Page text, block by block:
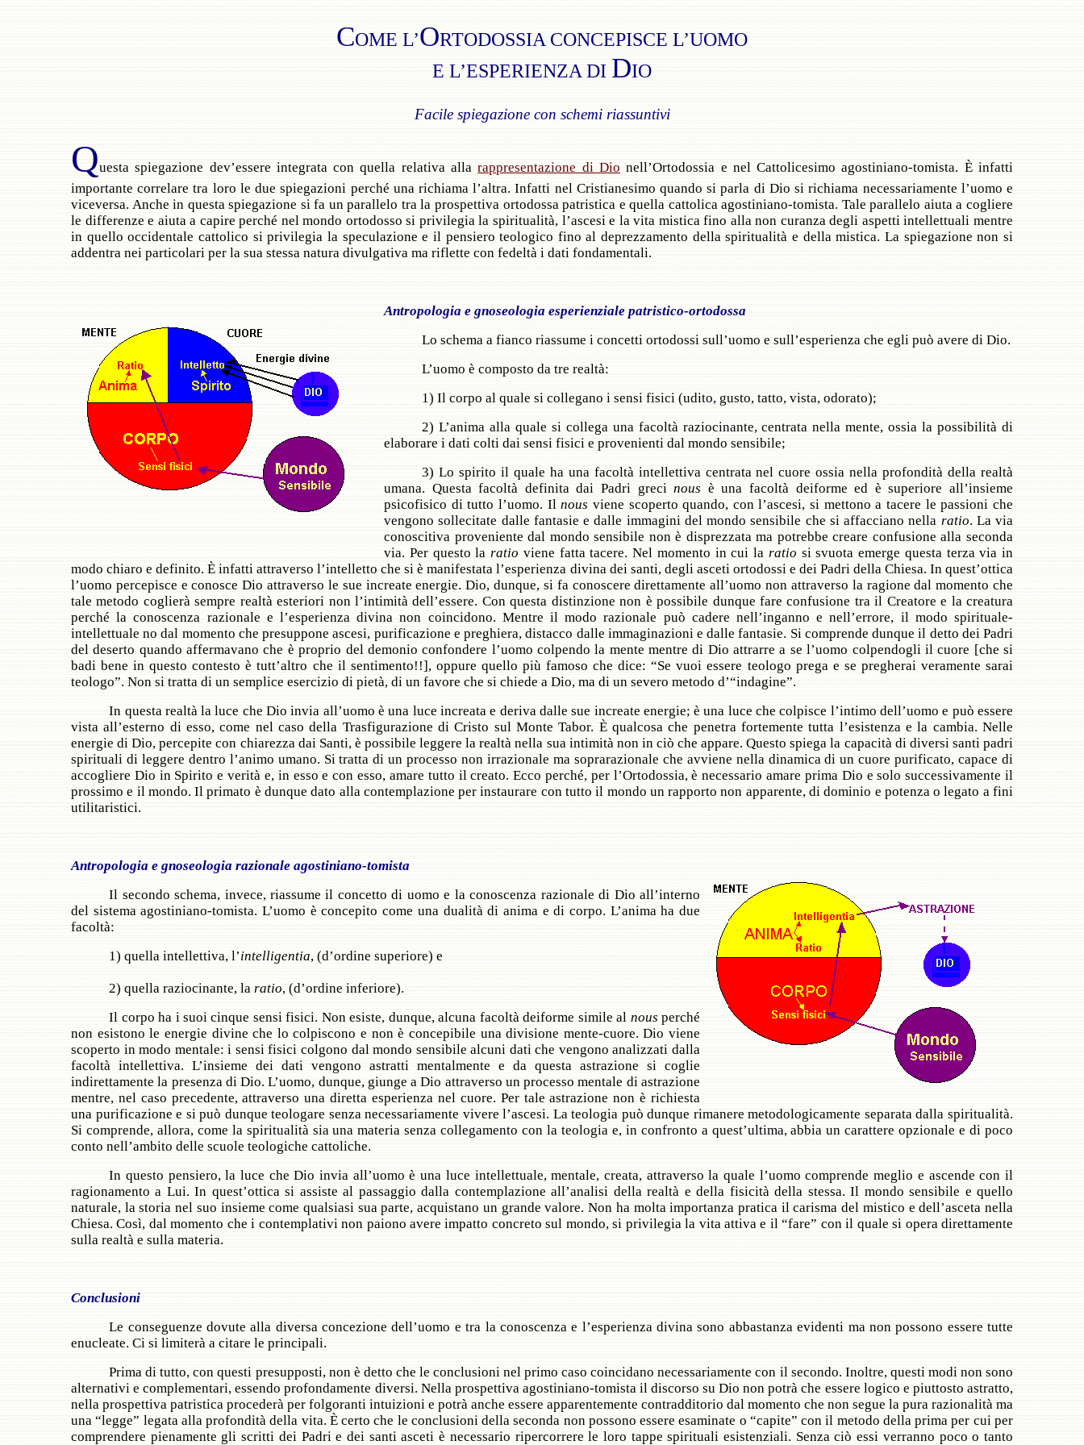
COME L’ORTODOSSIA CONCEPISCE L’UOMO
E L’ESPERIENZA DI DIO
Facile spiegazione con schemi riassuntivi
Questa spiegazione dev’essere integrata con quella relativa allarappresentazione di Dio nell’Ortodossia e nel Cattolicesimo agostiniano-tomista. È infatti
importante correlare tra loro le due spiegazioni perché una richiama l’altra. Infatti nel Cristianesimo quando si parla di Dio si richiama necessariamente l’uomo e
viceversa. Anche in questa spiegazione si fa un parallelo tra la prospettiva ortodossa patristica e quella cattolica agostiniano-tomista. Tale parallelo aiuta a cogliere
le differenze e aiuta a capire perché nel mondo ortodosso si privilegia la spiritualità, l’ascesi e la vita mistica fino alla non curanza degli aspetti intellettuali mentre
in quello occidentale cattolico si privilegia la speculazione e il pensiero teologico fino al deprezzamento della spiritualità e della mistica. La spiegazione non si
addentra nei particolari per la sua stessa natura divulgativa ma riflette con fedeltà i dati fondamentali.
Antropologia e gnoseologia esperienziale patristico-ortodossa
Lo schema a fianco riassume i concetti ortodossi sull’uomo e sull’esperienza che egli può avere di Dio.
L’uomo è composto da tre realtà:
1) Il corpo al quale si collegano i sensi fisici (udito, gusto, tatto, vista, odorato);
2) L’anima alla quale si collega una facoltà raziocinante, centrata nella mente, ossia la possibilità di
elaborare i dati colti dai sensi fisici e provenienti dal mondo sensibile;
3) Lo spirito il quale ha una facoltà intellettiva centrata nel cuore ossia nella profondità della realtà
umana. Questa facoltà definita dai Padri grecinous è una facoltà deiforme ed è superiore all’insieme
psicofisico di tutto l’uomo. Ilnous viene scoperto quando, con l’ascesi, si mettono a tacere le passioni che
vengono sollecitate dalle fantasie e dalle immagini del mondo sensibile che si affacciano nella ratio. La via
conoscitiva proveniente dal mondo sensibile non è disprezzata ma potrebbe creare confusione alla seconda
via. Per questo la ratio viene fatta tacere. Nel momento in cui la ratio si svuota emerge questa terza via in
modo chiaro e definito. È infatti attraverso l’intelletto che si è manifestata l’esperienza divina dei santi, degli asceti ortodossi e dei Padri della Chiesa. In quest’ottica
l’uomo percepisce e conosce Dio attraverso le sue increate energie. Dio, dunque, si fa conoscere direttamente all’uomo non attraverso la ragione dal momento che
tale metodo coglierà sempre realtà esteriori non l’intimità dell’essere. Con questa distinzione non è possibile dunque fare confusione tra il Creatore e la creatura
perché la conoscenza razionale e l’esperienza divina non coincidono. Mentre il modo razionale può cadere nell’inganno e nell’errore, il modo spirituale-
intellettuale no dal momento che presuppone ascesi, purificazione e preghiera, distacco dalle immaginazioni e dalle fantasie. Si comprende dunque il detto dei Padri
del deserto quando affermavano che è proprio del demonio confondere l’uomo colpendo la mente mentre di Dio attrarre a se l’uomo colpendogli il cuore [che si
badi bene in questo contesto è tutt’altro che il sentimento!!], oppure quello più famoso che dice: “Se vuoi essere teologo prega e se pregherai veramente sarai
teologo”. Non si tratta di un semplice esercizio di pietà, di un favore che si chiede a Dio, ma di un severo metodo d’“indagine”.
In questa realtà la luce che Dio invia all’uomo è una luce increata e deriva dalle sue increate energie; è una luce che colpisce l’intimo dell’uomo e può essere
vista all’esterno di esso, come nel caso della Trasfigurazione di Cristo sul Monte Tabor. È qualcosa che penetra fortemente tutta l’esistenza e la cambia. Nelle
energie di Dio, percepite con chiarezza dai Santi, è possibile leggere la realtà nella sua intimità non in ciò che appare. Questo spiega la capacità di diversi santi padri
spirituali di leggere dentro l’animo umano. Si tratta di un processo non irrazionale ma soprarazionale che avviene nella dinamica di un cuore purificato, capace di
accogliere Dio in Spirito e verità e, in esso e con esso, amare tutto il creato. Ecco perché, per l’Ortodossia, è necessario amare prima Dio e solo successivamente il
prossimo e il mondo. Il primato è dunque dato alla contemplazione per instaurare con tutto il mondo un rapporto non apparente, di dominio e potenza o legato a fini
utilitaristici.
Antropologia e gnoseologia razionale agostiniano-tomista
Il secondo schema, invece, riassume il concetto di uomo e la conoscenza razionale di Dio all’interno
del sistema agostiniano-tomista. L’uomo è concepito come una dualità di anima e di corpo. L’anima ha due
facoltà:
1) quella intellettiva, l’intelligentia, (d’ordine superiore) e
2) quella raziocinante, laratio, (d’ordine inferiore).
Il corpo ha i suoi cinque sensi fisici. Non esiste, dunque, alcuna facoltà deiforme simile al nousperché
non esistono le energie divine che lo colpiscono e non è concepibile una divisione mente-cuore. Dio viene
scoperto in modo mentale: i sensi fisici colgono dal mondo sensibile alcuni dati che vengono analizzati dalla
facoltà intellettiva. L’insieme dei dati vengono astratti mentalmente e da questa astrazione si coglie
indirettamente la presenza di Dio. L’uomo, dunque, giunge a Dio attraverso un processo mentale di astrazione
mentre, nel caso precedente, attraverso una diretta esperienza nel cuore. Per tale astrazione non è richiesta
una purificazione e si può dunque teologare senza necessariamente vivere l’ascesi. La teologia può dunque rimanere metodologicamente separata dalla spiritualità.
Si comprende, allora, come la spiritualità sia una materia senza collegamento con la teologia e, in confronto a quest’ultima, abbia un carattere opzionale e di poco
conto nell’ambito delle scuole teologiche cattoliche.
In questo pensiero, la luce che Dio invia all’uomo è una luce intellettuale, mentale, creata, attraverso la quale l’uomo comprende meglio e ascende con il
ragionamento a Lui. In quest’ottica si assiste al passaggio dalla contemplazione all’analisi della realtà e della fisicità della stessa. Il mondo sensibile e quello
naturale, la storia nel suo insieme come qualsiasi sua parte, acquistano un grande valore. Non ha molta importanza pratica il carisma del mistico e dell’asceta nella
Chiesa. Così, dal momento che i contemplativi non paiono avere impatto concreto sul mondo, si privilegia la vita attiva e il “fare” con il quale si opera direttamente
sulla realtà e sulla materia.
Conclusioni
Le conseguenze dovute alla diversa concezione dell’uomo e tra la conoscenza e l’esperienza divina sono abbastanza evidenti ma non possono essere tutte
enucleate. Ci si limiterà a citare le principali.
Prima di tutto, con questi presupposti, non è detto che le conclusioni nel primo caso coincidano necessariamente con il secondo. Inoltre, questi modi non sono
alternativi e complementari, essendo profondamente diversi. Nella prospettiva agostiniano-tomista il discorso su Dio non potrà che essere logico e piuttosto astratto,
nella prospettiva patristica procederà per folgoranti intuizioni e potrà anche essere apparentemente contradditorio dal momento che non segue la pura razionalità ma
una “legge” legata alla profondità della vita. Ècerto che le conclusioni della seconda non possono essere esaminate o “capite” con il metodo della prima per cui per
comprendere pienamente gli scritti dei Padri e dei santi asceti è necessario ripercorrere le loro tappe spirituali esistenziali. Senza ciò essi verranno poco o tanto